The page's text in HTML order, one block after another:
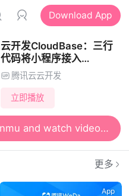
Download App
云开发CloudBase：三行
代码将小程序接入
deepseek
腾讯云云开发
立即播放
Open the App to send Danmu and watch videos together
更多
App